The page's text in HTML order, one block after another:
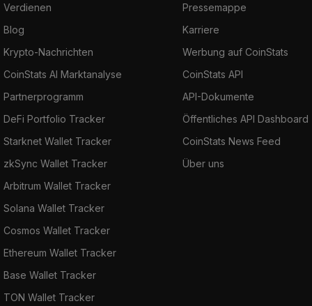
Verdienen
Blog
Krypto-Nachrichten
CoinStats AI Marktanalyse
Partnerprogramm
DeFi Portfolio Tracker
Starknet Wallet Tracker
zkSync Wallet Tracker
Arbitrum Wallet Tracker
Solana Wallet Tracker
Cosmos Wallet Tracker
Ethereum Wallet Tracker
Base Wallet Tracker
TON Wallet Tracker
Pressemappe
Karriere
Werbung auf CoinStats
CoinStats API
API-Dokumente
Öffentliches API Dashboard
CoinStats News Feed
Über uns